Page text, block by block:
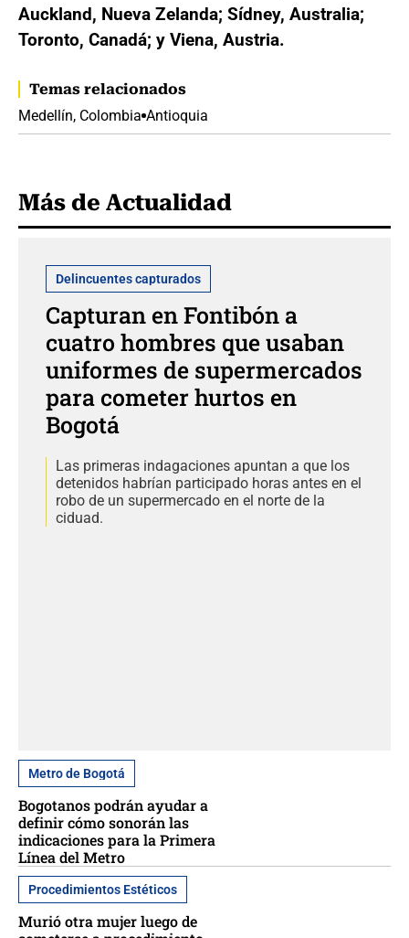
Auckland, Nueva Zelanda; Sídney, Australia;
Toronto, Canadá; y Viena, Austria.
Temas relacionados
Medellín, Colombia Antioquia
Más de Actualidad
Delincuentes capturados
Capturan en Fontibón a
cuatro hombres que usaban
uniformes de supermercados
para cometer hurtos en
Bogotá
Las primeras indagaciones apuntan a que los
detenidos habrían participado horas antes en el
robo de un supermercado en el norte de la
ciduad.
Metro de Bogotá
Bogotanos podrán ayudar a
definir cómo sonorán las
indicaciones para la Primera
Línea del Metro
Procedimientos Estéticos
Murió otra mujer luego de